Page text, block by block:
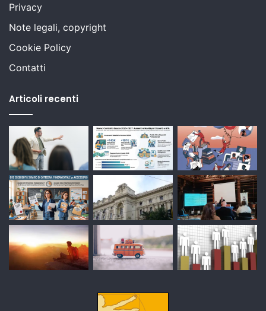
Privacy
Note legali, copyright
Cookie Policy
Contatti
Articoli recenti